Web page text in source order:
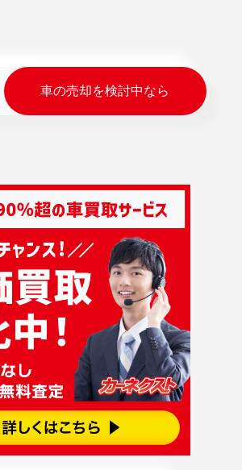
車の売却を検討中なら